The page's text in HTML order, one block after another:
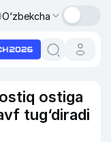
O‘zbekcha
ostiga
tug‘diradi